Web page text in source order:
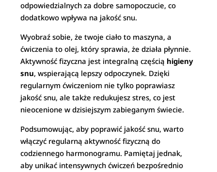
odpowiedzialnych za dobre samopoczucie, co
dodatkowo wpływa na jakość snu.
Wyobraź sobie, że twoje ciało to maszyna, a
ćwiczenia to olej, który sprawia, że działa płynnie.
Aktywność fizyczna jest integralną częścią higieny
snu, wspierającą lepszy odpoczynek. Dzięki
regularnym ćwiczeniom nie tylko poprawiasz
jakość snu, ale także redukujesz stres, co jest
nieocenione w dzisiejszym zabieganym świecie.
Podsumowując, aby poprawić jakość snu, warto
włączyć regularną aktywność fizyczną do
codziennego harmonogramu. Pamiętaj jednak,
aby unikać intensywnych ćwiczeń bezpośrednio